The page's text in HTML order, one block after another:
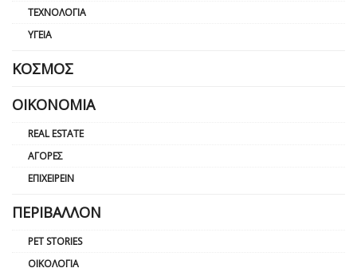
ΤΕΧΝΟΛΟΓΊΑ
ΥΓΕΊΑ
ΚΌΣΜΟΣ
ΟΙΚΟΝΟΜΊΑ
REAL ESTATE
ΑΓΟΡΈΣ
ΕΠΙΧΕΙΡΕΊΝ
ΠΕΡΙΒΆΛΛΟΝ
PET STORIES
ΟΙΚΟΛΟΓΊΑ